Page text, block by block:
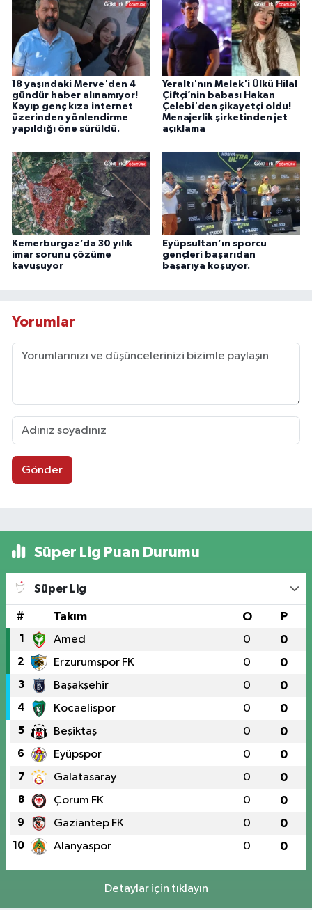
18 yaşındaki Merve'den 4
gündür haber alınamıyor!
Kayıp genç kıza internet
üzerinden yönlendirme
yapıldığı öne sürüldü.
Yeraltı'nın Melek'i Ülkü Hilal
Çiftçi’nin babası Hakan
Çelebi'den şikayetçi oldu!
Menajerlik şirketinden jet
açıklama
Kemerburgaz’da 30 yılık
imar sorunu çözüme
kavuşuyor
Eyüpsultan’ın sporcu
gençleri başarıdan
başarıya koşuyor.
Yorumlar
Gönder
Süper Lig Puan Durumu
Süper Lig
# Takım O P
1 Amed 0 0
2 Erzurumspor FK 0 0
3 Başakşehir 0 0
4 Kocaelispor 0 0
5 Beşiktaş 0 0
6 Eyüpspor 0 0
7 Galatasaray 0 0
8 Çorum FK 0 0
9 Gaziantep FK 0 0
10 Alanyaspor 0 0
Detaylar için tıklayın